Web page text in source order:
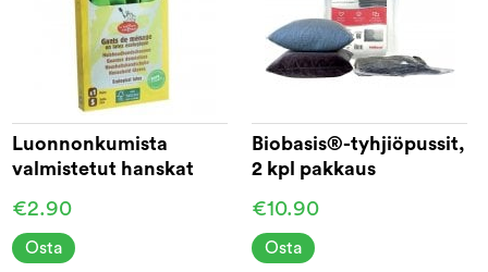
Luonnonkumista
valmistetut hanskat
€2.90
Osta
Biobasis®-tyhjiöpussit,
2 kpl pakkaus
€10.90
Osta